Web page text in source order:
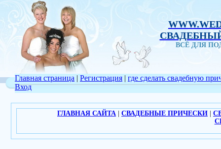
ВСЁ ДЛЯ
Главная страница | Регистрация |
Вход
где сделать свадебную
ГЛАВНАЯ САЙТА СВАДЕБНЫЕ ПРИЧЕСКИ